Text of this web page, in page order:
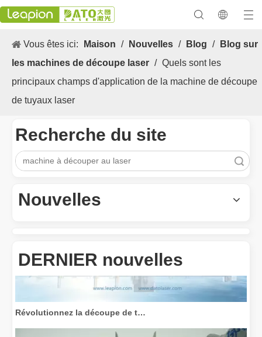
Vous êtes ici: Maison / Nouvelles / Blog /
Blog sur
les machines de découpe laser / Quels sont les
principaux champs d'application de la machine de découpe
de tuyaux laser
Recherche du site
Nouvelles
DERNIER nouvelles
Les Application et les caractéristiques exceptionnelles des machines de marquage laser
Les caractéristiques polyvalentes Application et les